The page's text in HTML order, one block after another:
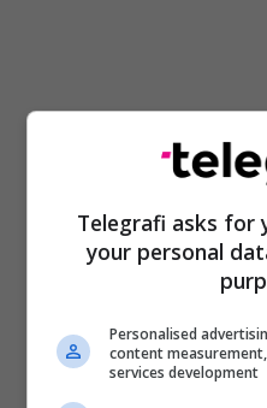
Telegrafi asks for
your personal
Personalised
content
services development